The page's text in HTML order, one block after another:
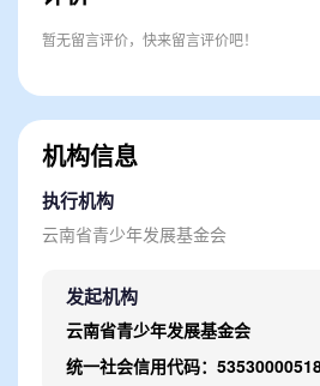
暂无留言评价，快来留言评价吧！
机构信息
执行机构
云南省青少年发展基金会
发起机构
云南省青少年发展基金会
统一社会信用代码：